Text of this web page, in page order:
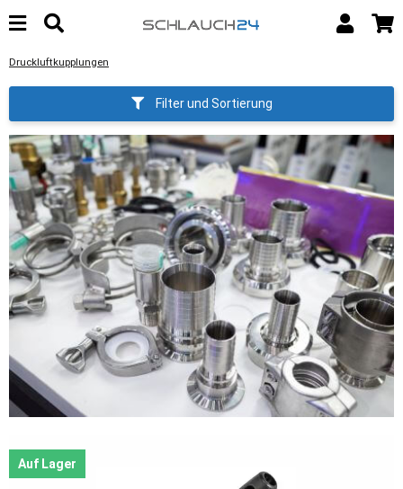
Druckluftkupplungen
Filter und Sortierung
Auf Lager